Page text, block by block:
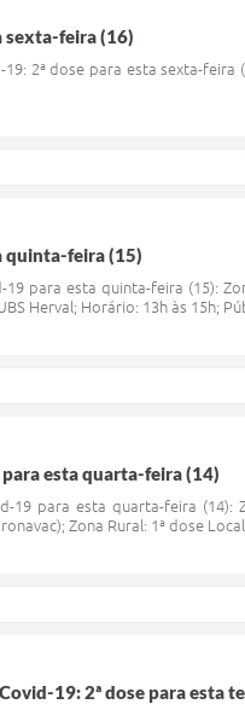
sexta-feira (16)
2ª dose para esta sexta-
quinta-feira (15)
para esta quinta-feira (15):
Herval; Horário: 13h às 15h;
esta quarta-feira (14)
19 para esta quarta-feira
Zona Rural: 1ª dose
19: 2ª dose para esta